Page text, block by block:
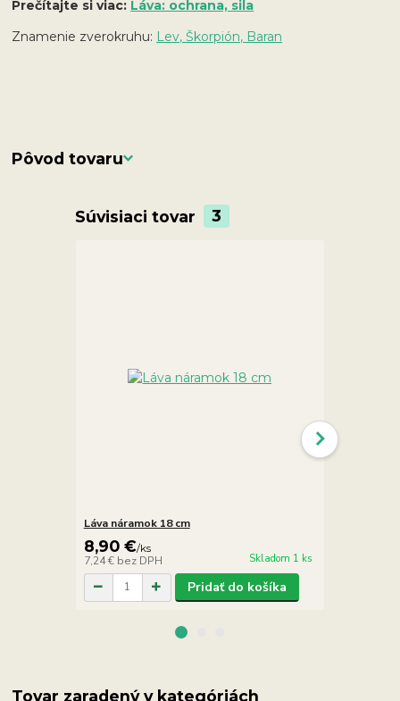
Prečítajte si viac: Láva: ochrana, sila
Znamenie zverokruhu: Lev, Škorpión, Baran
Pôvod tovaru
Súvisiaci tovar 3
Láva náramok 18 cm
8,90 €/ks
7,24 € bez DPH Skladom 1 ks
Pridať do košíka
Tovar zaradený v kategóriách